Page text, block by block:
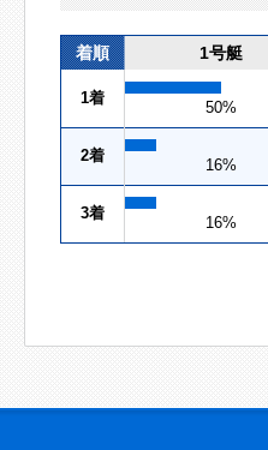
着順 1号艇
1着
50%
2着
16%
3着
16%